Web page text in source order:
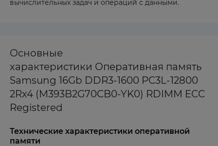
вычислительных задач и операций с данными.
Основные
характеристики Оперативная память
Samsung 16Gb DDR3-1600 PC3L-12800
2Rx4 (M393B2G70CB0-YK0) RDIMM ECC
Registered
Технические характеристики оперативной
памяти